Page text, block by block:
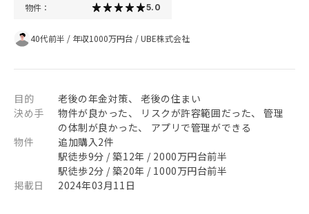
物件： 5.0
40代前半 / 年収1000万円台 /UBE株式会社
目的
老後の年金対策、 老後の住まい
決め手
物件が良かった、 リスクが許容範囲だった、 管理
の体制が良かった、 アプリで管理ができる
物件
追加購入2件
駅徒歩9分 / 築12年 / 2000万円台前半
駅徒歩2分 / 築20年 / 1000万円台前半
掲載日
2024年03月11日